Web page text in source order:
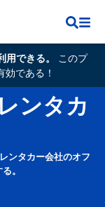
できる。
このプ
である！
ンタカ
ンタカー会社のオフ
。